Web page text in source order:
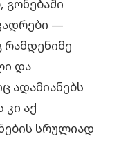
—
და
ადამიანებს
აქ
სრულიად